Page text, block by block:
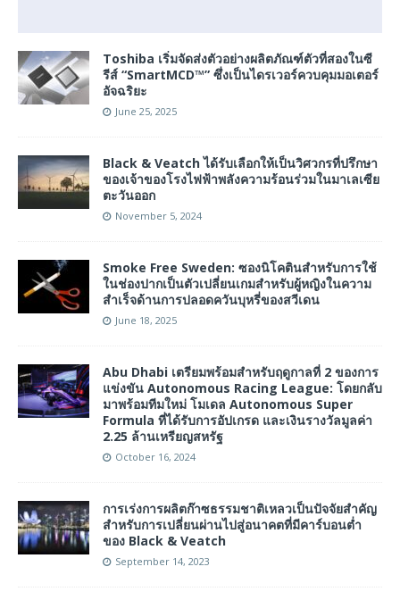
Toshiba เริ่มจัดส่งตัวอย่างผลิตภัณฑ์ตัวที่สองในซี
รีส์ “SmartMCD™” ซึ่งเป็นไดรเวอร์ควบคุมมอเตอร์
อัจฉริยะ
June 25, 2025
Black & Veatch ได้รับเลือกให้เป็นวิศวกรที่ปรึกษา
ของเจ้าของโรงไฟฟ้าพลังความร้อนร่วมในมาเลเซีย
ตะวันออก
November 5, 2024
Smoke Free Sweden: ซองนิโคตินสำหรับการใช้
ในช่องปากเป็นตัวเปลี่ยนเกมสำหรับผู้หญิงในความ
สำเร็จด้านการปลอดควันบุหรี่ของสวีเดน
June 18, 2025
Abu Dhabi เตรียมพร้อมสำหรับฤดูกาลที่ 2 ของการ
แข่งขัน Autonomous Racing League: โดยกลับ
มาพร้อมทีมใหม่ โมเดล Autonomous Super
Formula ที่ได้รับการอัปเกรด และเงินรางวัลมูลค่า
2.25 ล้านเหรียญสหรัฐ
October 16, 2024
การเร่งการผลิตก๊าซธรรมชาติเหลวเป็นปัจจัยสำคัญ
สำหรับการเปลี่ยนผ่านไปสู่อนาคตที่มีคาร์บอนต่ำ
ของ Black & Veatch
September 14, 2023